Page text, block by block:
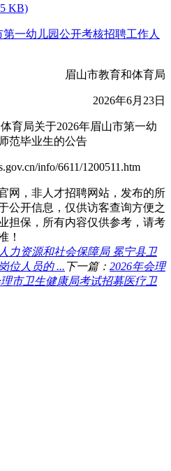
KB)
第一幼儿园公开考核招聘工作人
眉山市教育和体育局
2026年6月23日
局关于2026年眉山市第一幼
范毕业生的公告
info/6611/1200511.htm
网，非人才招聘网站，发布的所
公开信息，仅供访客查询方便之
担保，所有内容仅供参考，请考
！
力资源和社会保障局 冕宁县卫
位人员的 ... 下一篇： 2026年会理
市卫生健康局考试招募医疗卫